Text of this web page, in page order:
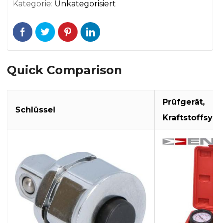
Kategorie: Unkategorisiert
Quick Comparison
Schlüssel
Prüfgerät,